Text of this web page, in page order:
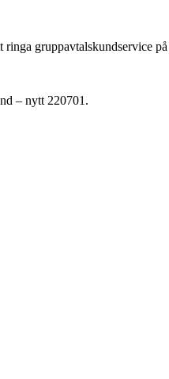
ringa gruppavtalskundservice
– nytt 220701.